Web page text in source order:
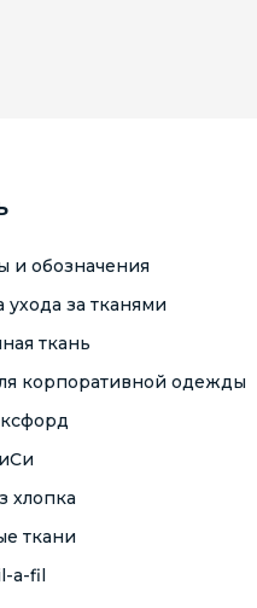
и обозначения
ухода за тканями
ткань
корпоративной одежды
хлопка
ткани
a-fil